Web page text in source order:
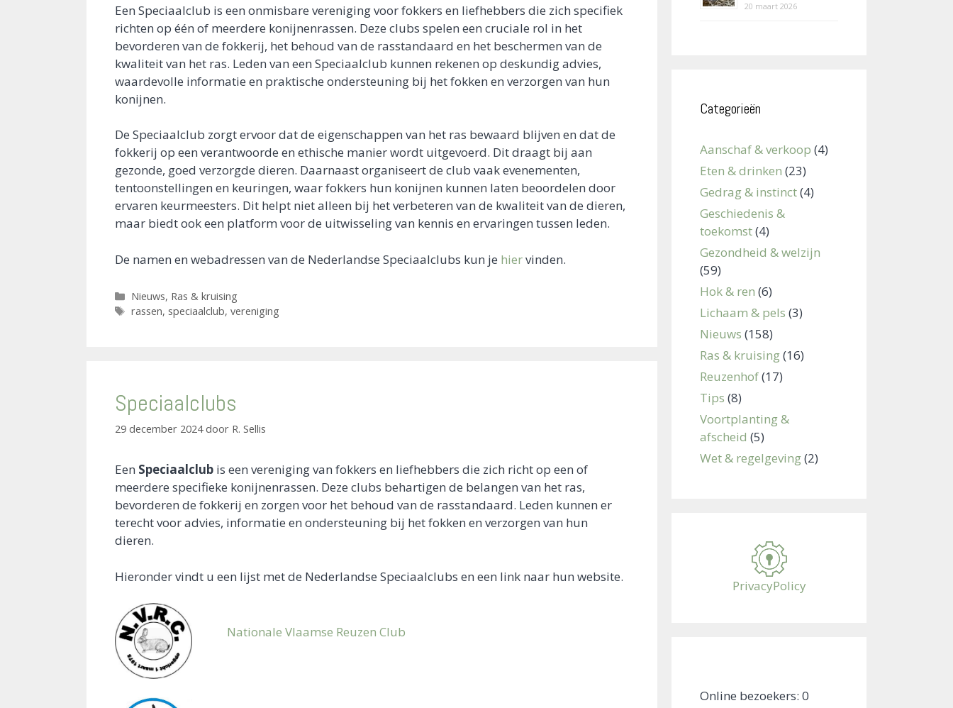
Een Speciaalclub is een onmisbare vereniging voor fokkers en liefhebbers die zich specifiek
richten op één of meerdere konijnenrassen. Deze clubs spelen een cruciale rol in het
bevorderen van de fokkerij, het behoud van de rasstandaard en het beschermen van de
kwaliteit van het ras. Leden van een Speciaalclub kunnen rekenen op deskundig advies,
waardevolle informatie en praktische ondersteuning bij het fokken en verzorgen van hun
konijnen.
De Speciaalclub zorgt ervoor dat de eigenschappen van het ras bewaard blijven en dat de
fokkerij op een verantwoorde en ethische manier wordt uitgevoerd. Dit draagt bij aan
gezonde, goed verzorgde dieren. Daarnaast organiseert de club vaak evenementen,
tentoonstellingen en keuringen, waar fokkers hun konijnen kunnen laten beoordelen door
ervaren keurmeesters. Dit helpt niet alleen bij het verbeteren van de kwaliteit van de dieren,
maar biedt ook een platform voor de uitwisseling van kennis en ervaringen tussen leden.
De namen en webadressen van de Nederlandse Speciaalclubs kun je hiervinden.
Categorieën
Nieuws, Ras & kruising
Tags
rassen, speciaalclub,vereniging
Speciaalclubs
29 december 2024 door R. Sellis
Een Speciaalclub is een vereniging van fokkers en liefhebbers die zich richt op een of
meerdere specifieke konijnenrassen. Deze clubs behartigen de belangen van het ras,
bevorderen de fokkerij en zorgen voor het behoud van de rasstandaard. Leden kunnen er
terecht voor advies, informatie en ondersteuning bij het fokken en verzorgen van hun
dieren.
Hieronder vindt u een lijst met de Nederlandse Speciaalclubs en een link naar hun website.
Nationale Vlaamse Reuzen Club
20 maart 2026
Categorieën
Aanschaf & verkoop (4)
Eten & drinken (23)
Gedrag & instinct(4)
Geschiedenis &
toekomst(4)
Gezondheid & welzijn
(59)
Hok & ren (6)
Lichaam & pels (3)
Nieuws (158)
Ras & kruising(16)
Reuzenhof(17)
Tips (8)
Voortplanting &
afscheid (5)
Wet & regelgeving(2)
PrivacyPolicy
Online bezoekers: 0